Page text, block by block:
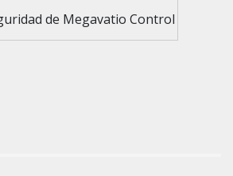
de Megavatio Control